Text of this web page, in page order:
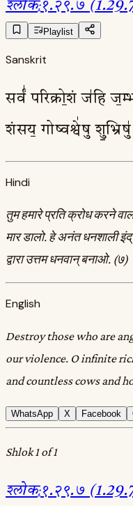
श्लोक:१.२९.७
Playlist
Sanskrit
सर्वं॑ परिक्रो॒शं ज॑हि
शंसय॒ गोष्वश्वे॑षु
Hindi
तुम हमारे प्रति क्रोध करने
मार डालो. हे अनंत धनशाली
द्वारा उत्तम धनवान्‌ बनाओ. (७)
English
Destroy those who are
our violence. O infinite
and countless cows and
WhatsApp X Facebook
Shlok 1 of 1
श्लोक:१.२९.७